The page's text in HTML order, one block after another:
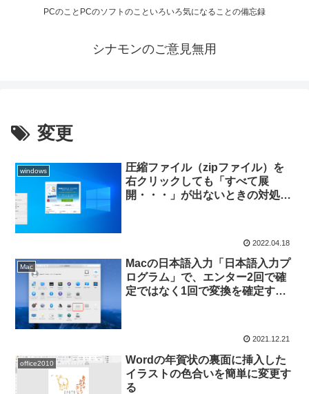
PCのことPCのソフトのこといろいろ気になることの備忘録
シナモンのご意見無用
変更
windows
圧縮ファイル（zipファイル）を
右クリックしても「すべて展
開・・・」が出ないときの対処法
2022.04.18
Mac
Macの日本語入力「日本語入力プ
ログラム」で、エンター2回で確
定ではなく1回で変換を確定する
2021.12.21
office2010
Wordの年賀状の裏面に挿入した
イラストの色合いを簡単に変更す
る